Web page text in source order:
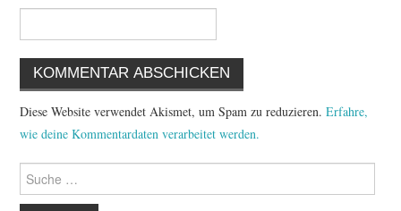
Diese Website verwendet Akismet, um Spam zu reduzieren.Erfahre,
wie deine Kommentardaten verarbeitet werden.
nach: